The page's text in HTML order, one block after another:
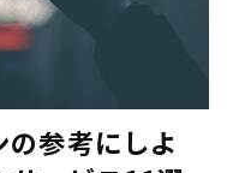
参考にしよ